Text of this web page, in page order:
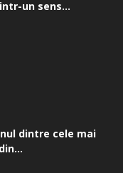
un sens...
dintre cele mai